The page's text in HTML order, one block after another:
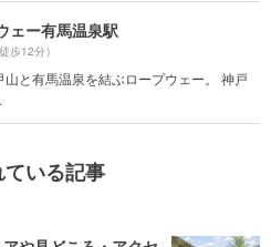
ェー有馬温泉駅
徒歩12分）
と有馬温泉を結ぶロープウェー。 神戸
いる記事